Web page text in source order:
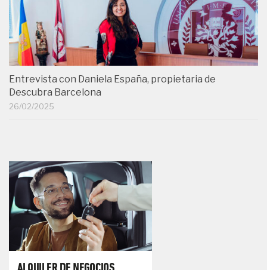
Entrevista con Daniela España, propietaria de
Descubra Barcelona
26/02/2025